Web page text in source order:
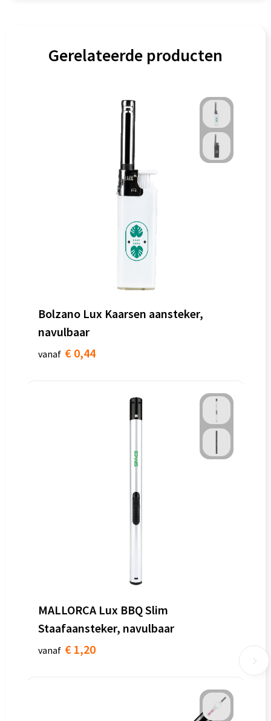
Gerelateerde producten
Bolzano Lux Kaarsen aansteker,
navulbaar
vanaf € 0,44
MALLORCA Lux BBQ Slim
Staafaansteker, navulbaar
vanaf € 1,20